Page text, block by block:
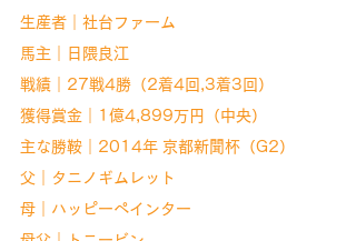
生産者｜社台ファーム
馬主｜日隈良江
戦績｜27戦4勝（2着4回,3着3回）
獲得賞金｜1億4,899万円（中央）
主な勝鞍｜2014年 京都新聞杯（G2）
父｜タニノギムレット
母｜ハッピーペインター